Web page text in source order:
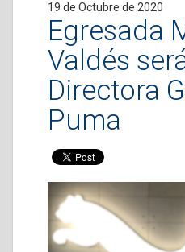
19 de Octubre de 2020
Egresada
Valdés
Directora
Puma